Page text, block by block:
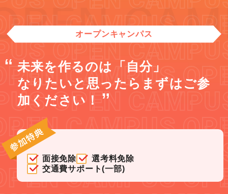
オープンキャンパス
未来を作るのは「自分」
なりたいと思ったらまずはご参
加ください！
面接免除
選考料免除
交通費サポート(一部)
CAMPUS
OPEN CAMPUS
CAMPUS
OPEN CAMPUS
CAMPUS
OPEN CAMPUS
CAMPUS